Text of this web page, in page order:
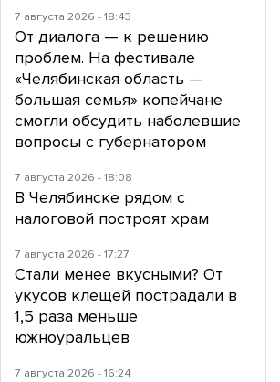
7 августа 2026 - 18:43
От диалога — к решению
проблем. На фестивале
«Челябинская область —
большая семья» копейчане
смогли обсудить наболевшие
вопросы с губернатором
7 августа 2026 - 18:08
В Челябинске рядом с
налоговой построят храм
7 августа 2026 - 17:27
Стали менее вкусными? От
укусов клещей пострадали в
1,5 раза меньше
южноуральцев
7 августа 2026 - 16:24